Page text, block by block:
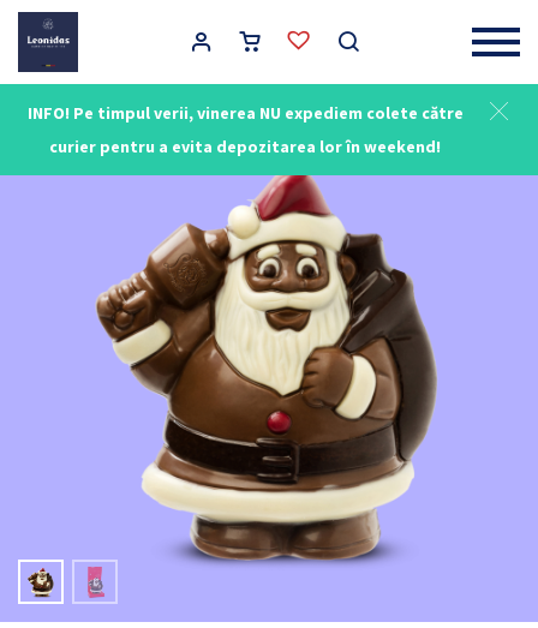
INFO! Pe timpul verii, vinerea NU expediem colete către
curier pentru a evita depozitarea lor în weekend!
Main Navigation